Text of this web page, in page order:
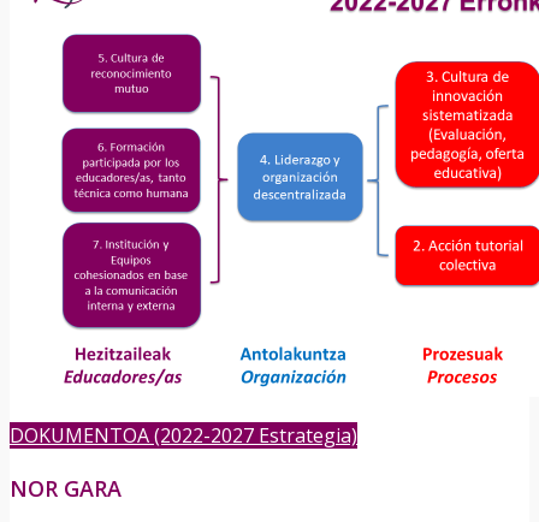
DOKUMENTOA (2022-2027 Estrategia)
NOR GARA